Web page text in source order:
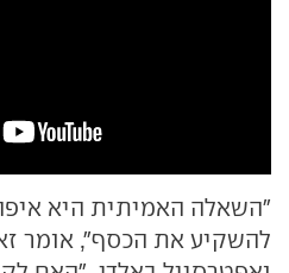
"השאלה האמיתית היא
להשקיע את הכסף", אומר